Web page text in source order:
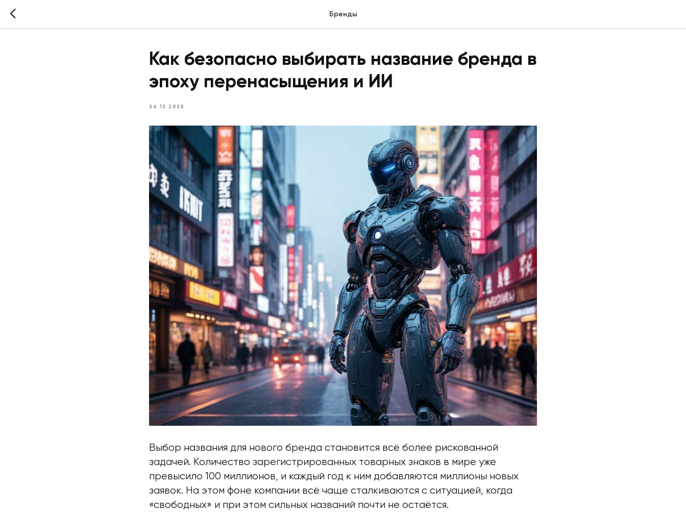
Бренды
Как безопасно выбирать название бренда в
эпоху перенасыщения и ИИ
26.12.2025
Выбор названия для нового бренда становится всё более рискованной
задачей. Количество зарегистрированных товарных знаков в мире уже
превысило 100 миллионов, и каждый год к ним добавляются миллионы новых
заявок. На этом фоне компании всё чаще сталкиваются с ситуацией, когда
«свободных» и при этом сильных названий почти не остаётся.